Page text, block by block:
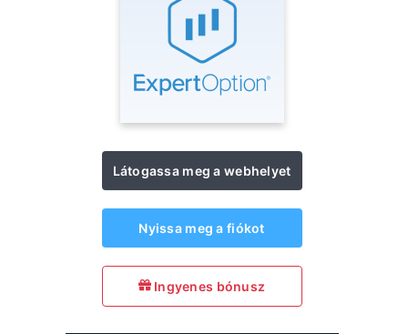
Látogassa meg a webhelyet
Nyissa meg a fiókot
Ingyenes bónusz